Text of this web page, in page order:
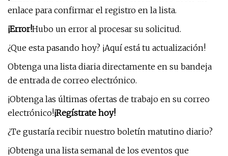
enlace para confirmar el registro en la lista.
¡Error!Hubo un error al procesar su solicitud.
¿Que esta pasando hoy? ¡Aquí está tu actualización!
Obtenga una lista diaria directamente en su bandeja
de entrada de correo electrónico.
¡Obtenga las últimas ofertas de trabajo en su correo
electrónico!¡Regístrate hoy!
¿Te gustaría recibir nuestro boletín matutino diario?
¡Obtenga una lista semanal de los eventos que